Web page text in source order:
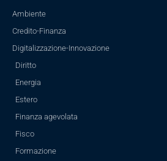
Ambiente
Credito-Finanza
Digitalizzazione-Innovazione
Diritto
Energia
Estero
Finanza agevolata
Fisco
Formazione